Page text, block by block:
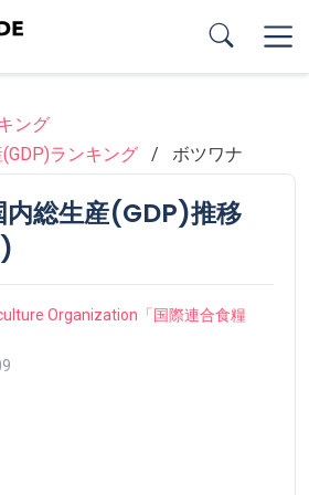
ング
ランキング
ボツワナ
総生産(GDP)推移
Organization「国際連合食糧